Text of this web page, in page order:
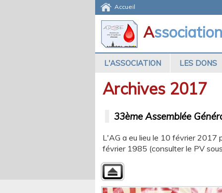
Accueil
A
L'ASSOCIATION LES DONS
Archives 2017
33ème Assemblée
L'AG a eu lieu le 10 février 2017
février 1985 (consulter le PV